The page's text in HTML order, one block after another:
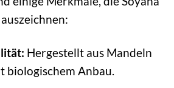
Hergestellt aus Mandeln
biologischem Anbau.